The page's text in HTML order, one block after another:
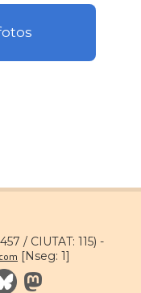
/ CIUTAT: 115) -
[Nseg: 1]